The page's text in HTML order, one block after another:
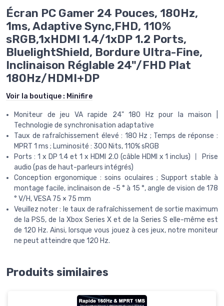
Écran PC Gamer 24 Pouces, 180Hz,
1ms, Adaptive Sync,FHD, 110%
sRGB,1xHDMI 1.4/1xDP 1.2 Ports,
BluelightShield, Bordure Ultra-Fine,
Inclinaison Réglable 24"/FHD Plat
180Hz/HDMI+DP
Voir la boutique : Minifire
Moniteur de jeu VA rapide 24" 180 Hz pour la maison |
Technologie de synchronisation adaptative
Taux de rafraîchissement élevé : 180 Hz ; Temps de réponse :
MPRT 1 ms ; Luminosité : 300 Nits, 110% sRGB
Ports : 1 x DP 1.4 et 1 x HDMI 2.0 (câble HDMI x 1 inclus) 丨 Prise
audio (pas de haut-parleurs intégrés)
Conception ergonomique : soins oculaires ; Support stable à
montage facile, inclinaison de -5 ° à 15 °, angle de vision de 178
° V/H, VESA 75 × 75 mm
Veuillez noter : le taux de rafraîchissement de sortie maximum
de la PS5, de la Xbox Series X et de la Series S elle-même est
de 120 Hz. Ainsi, lorsque vous jouez à ces jeux, notre moniteur
ne peut atteindre que 120 Hz.
Produits similaires